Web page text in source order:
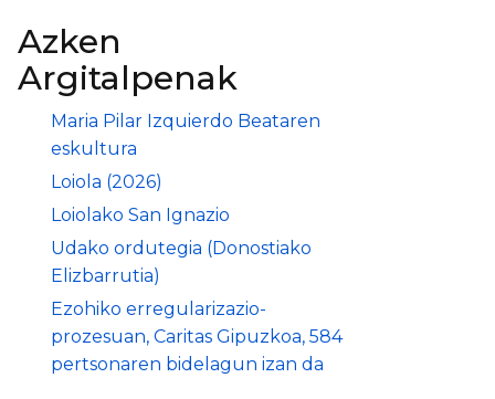
Azken
Argitalpenak
Maria Pilar Izquierdo Beataren
eskultura
Loiola (2026)
Loiolako San Ignazio
Udako ordutegia (Donostiako
Elizbarrutia)
Ezohiko erregularizazio-
prozesuan, Caritas Gipuzkoa, 584
pertsonaren bidelagun izan da